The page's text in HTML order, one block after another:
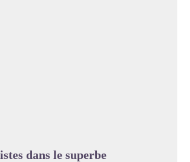
dans le superbe